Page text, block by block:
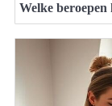
Welke beroepen